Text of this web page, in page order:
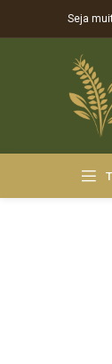
Seja